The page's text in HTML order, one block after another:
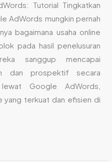
Tutorial Tingkatkan
AdWords mungkin pernah
bagaimana usaha online
pada hasil penelusuran
sanggup mencapai
dan prospektif secara
Google AdWords,
yang terkuat dan efisien di